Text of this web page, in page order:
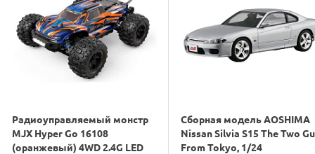
Радиоуправляемый монстр
MJX Hyper Go 16108
(оранжевый) 4WD 2.4G LED
Сборная модель AOSHIMA
Nissan Silvia S15 The Two
From Tokyo, 1/24